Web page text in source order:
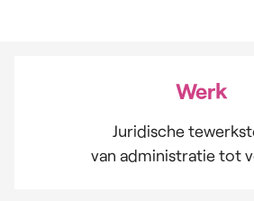
Werk
Juridische
van administratie tot